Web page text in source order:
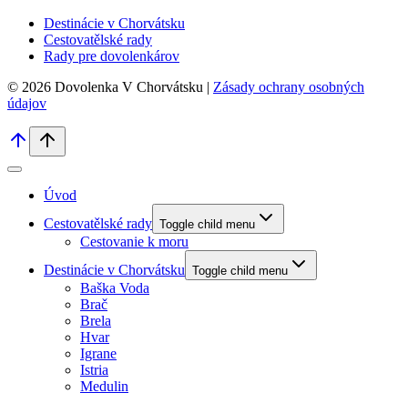
Destinácie v Chorvátsku
Cestovatělské rady
Rady pre dovolenkárov
© 2026 Dovolenka V Chorvátsku | Zásady ochrany osobných
údajov
Úvod
Cestovatělské rady Toggle child menu
Cestovanie k moru
Destinácie v Chorvátsku Toggle child menu
Baška Voda
Brač
Brela
Hvar
Igrane
Istria
Medulin